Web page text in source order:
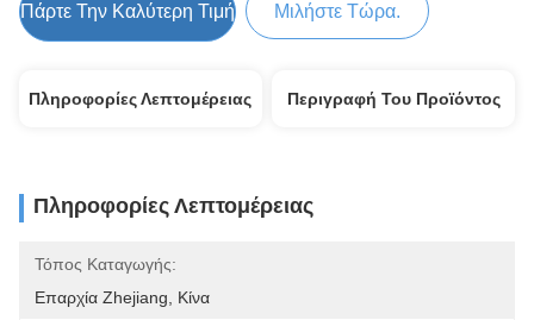
Πάρτε Την Καλύτερη Τιμή Μιλήστε Τώρα.
Πληροφορίες Λεπτομέρειας Περιγραφή Του Προϊόντος
Πληροφορίες Λεπτομέρειας
Τόπος Καταγωγής:
Επαρχία Zhejiang, Κίνα